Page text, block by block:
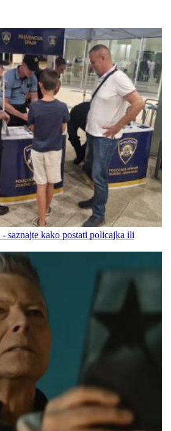
saznajte kako postati policajka ili